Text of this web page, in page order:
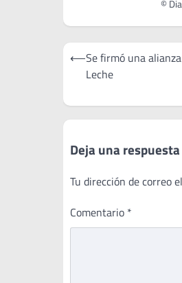
Navegación
⟵Se firmó una
Leche
Deja una respuesta
Tu dirección de correo
Comentario *